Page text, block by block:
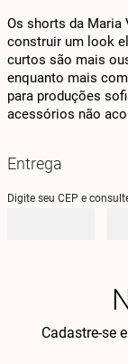
Os shorts da Maria
construir um look
curtos são mais
enquanto mais
para produções
acessórios não
Entrega
Digite seu CEP e
Cadastre-se